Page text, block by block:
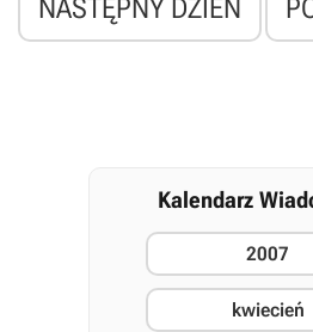
NASTĘPNY DZIEŃ
Kalendarz
2007
kwiecień